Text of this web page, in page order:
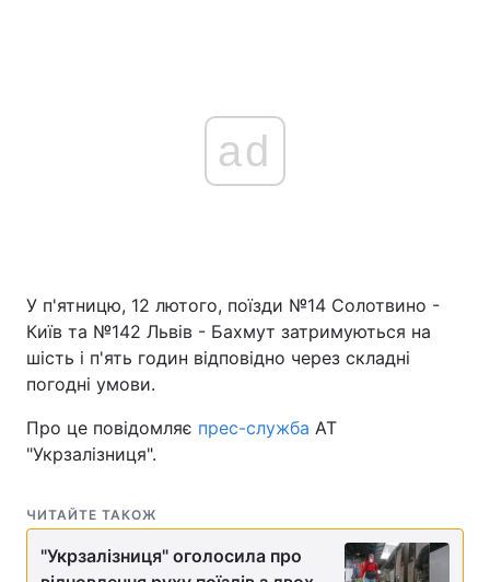
ad
У п'ятницю, 12 лютого, поїзди №14 Солотвино -
Київ та №142 Львів - Бахмут затримуються на
шість і п'ять годин відповідно через складні
погодні умови.
Про це повідомляє прес-служба АТ
"Укрзалізниця".
ЧИТАЙТЕ ТАКОЖ
"Укрзалізниця" оголосила про